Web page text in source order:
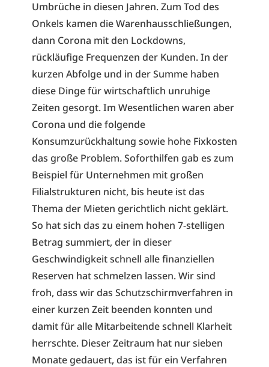
Umbrüche in diesen Jahren. Zum Tod des
Onkels kamen die Warenhausschließungen,
dann Corona mit den Lockdowns,
rückläufige Frequenzen der Kunden. In der
kurzen Abfolge und in der Summe haben
diese Dinge für wirtschaftlich unruhige
Zeiten gesorgt. Im Wesentlichen waren aber
Corona und die folgende
Konsumzurückhaltung sowie hohe Fixkosten
das große Problem. Soforthilfen gab es zum
Beispiel für Unternehmen mit großen
Filialstrukturen nicht, bis heute ist das
Thema der Mieten gerichtlich nicht geklärt.
So hat sich das zu einem hohen 7-stelligen
Betrag summiert, der in dieser
Geschwindigkeit schnell alle finanziellen
Reserven hat schmelzen lassen. Wir sind
froh, dass wir das Schutzschirmverfahren in
einer kurzen Zeit beenden konnten und
damit für alle Mitarbeitende schnell Klarheit
herrschte. Dieser Zeitraum hat nur sieben
Monate gedauert, das ist für ein Verfahren